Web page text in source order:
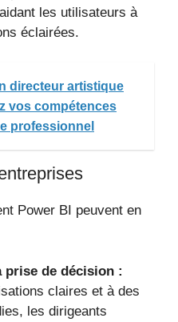
les utilisateurs à
éclairées.
directeur artistique
vos compétences
professionnel
Power BI peuvent en
prise de décision :
claires et à des
les dirigeants